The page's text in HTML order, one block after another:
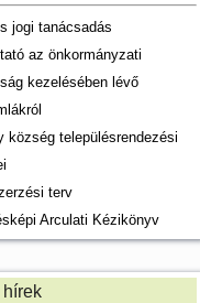
jogi tanácsadás
az önkormányzati
kezelésében lévő
község településrendezési
terv
Arculati Kézikönyv
hírek